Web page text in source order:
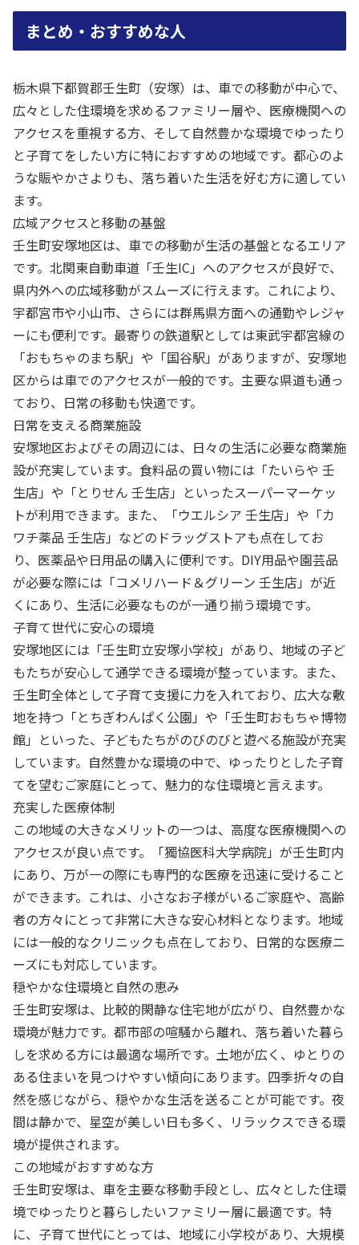
まとめ・おすすめな人
栃木県下都賀郡壬生町（安塚）は、車での移動が中心で、
広々とした住環境を求めるファミリー層や、医療機関への
アクセスを重視する方、そして自然豊かな環境でゆったり
と子育てをしたい方に特におすすめの地域です。都心のよ
うな賑やかさよりも、落ち着いた生活を好む方に適してい
ます。
広域アクセスと移動の基盤
壬生町安塚地区は、車での移動が生活の基盤となるエリア
です。北関東自動車道「壬生IC」へのアクセスが良好で、
県内外への広域移動がスムーズに行えます。これにより、
宇都宮市や小山市、さらには群馬県方面への通勤やレジャ
ーにも便利です。最寄りの鉄道駅としては東武宇都宮線の
「おもちゃのまち駅」や「国谷駅」がありますが、安塚地
区からは車でのアクセスが一般的です。主要な県道も通っ
ており、日常の移動も快適です。
日常を支える商業施設
安塚地区およびその周辺には、日々の生活に必要な商業施
設が充実しています。食料品の買い物には「たいらや 壬
生店」や「とりせん 壬生店」といったスーパーマーケッ
トが利用できます。また、「ウエルシア 壬生店」や「カ
ワチ薬品 壬生店」などのドラッグストアも点在してお
り、医薬品や日用品の購入に便利です。DIY用品や園芸品
が必要な際には「コメリハード＆グリーン 壬生店」が近
くにあり、生活に必要なものが一通り揃う環境です。
子育て世代に安心の環境
安塚地区には「壬生町立安塚小学校」があり、地域の子ど
もたちが安心して通学できる環境が整っています。また、
壬生町全体として子育て支援に力を入れており、広大な敷
地を持つ「とちぎわんぱく公園」や「壬生町おもちゃ博物
館」といった、子どもたちがのびのびと遊べる施設が充実
しています。自然豊かな環境の中で、ゆったりとした子育
てを望むご家庭にとって、魅力的な住環境と言えます。
充実した医療体制
この地域の大きなメリットの一つは、高度な医療機関への
アクセスが良い点です。「獨協医科大学病院」が壬生町内
にあり、万が一の際にも専門的な医療を迅速に受けること
ができます。これは、小さなお子様がいるご家庭や、高齢
者の方々にとって非常に大きな安心材料となります。地域
には一般的なクリニックも点在しており、日常的な医療ニ
ーズにも対応しています。
穏やかな住環境と自然の恵み
壬生町安塚は、比較的閑静な住宅地が広がり、自然豊かな
環境が魅力です。都市部の喧騒から離れ、落ち着いた暮ら
しを求める方には最適な場所です。土地が広く、ゆとりの
ある住まいを見つけやすい傾向にあります。四季折々の自
然を感じながら、穏やかな生活を送ることが可能です。夜
間は静かで、星空が美しい日も多く、リラックスできる環
境が提供されます。
この地域がおすすめな方
壬生町安塚は、車を主要な移動手段とし、広々とした住環
境でゆったりと暮らしたいファミリー層に最適です。特
に、子育て世代にとっては、地域に小学校があり、大規模